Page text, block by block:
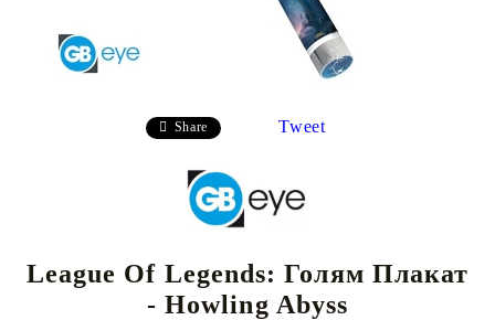
Share Tweet
League Of Legends: Голям Плакат
- Howling Abyss